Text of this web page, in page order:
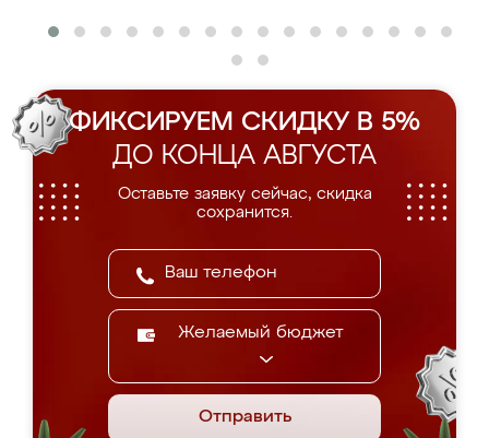
ФИКСИРУЕМ СКИДКУ В 5%
ДО КОНЦА АВГУСТА
Оставьте заявку сейчас, скидка
сохранится.
Желаемый бюджет
Отправить